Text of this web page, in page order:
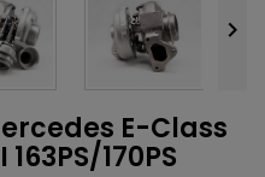

E-Class
170PS